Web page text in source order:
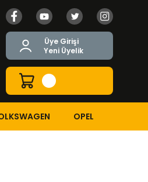
Üye Girişi
Yeni Üyelik
OPEL